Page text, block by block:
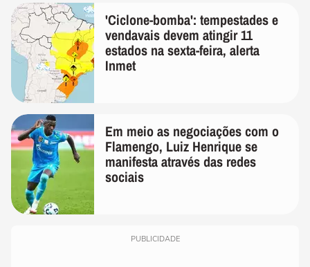
'Ciclone-bomba': tempestades e
vendavais devem atingir 11
estados na sexta-feira, alerta
Inmet
Em meio as negociações com o
Flamengo, Luiz Henrique se
manifesta através das redes
sociais
PUBLICIDADE